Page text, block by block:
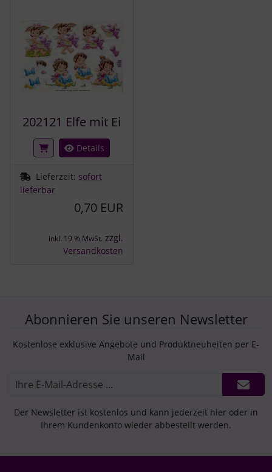
202121 Elfe mit Ei
Details
Lieferzeit: sofort
lieferbar
0,70 EUR
inkl. 19 % MwSt. zzgl.
Versandkosten
Abonnieren Sie unseren Newsletter
Kostenlose exklusive Angebote und Produktneuheiten per E-
Mail
Der Newsletter ist kostenlos und kann jederzeit hier oder in
Ihrem Kundenkonto wieder abbestellt werden.